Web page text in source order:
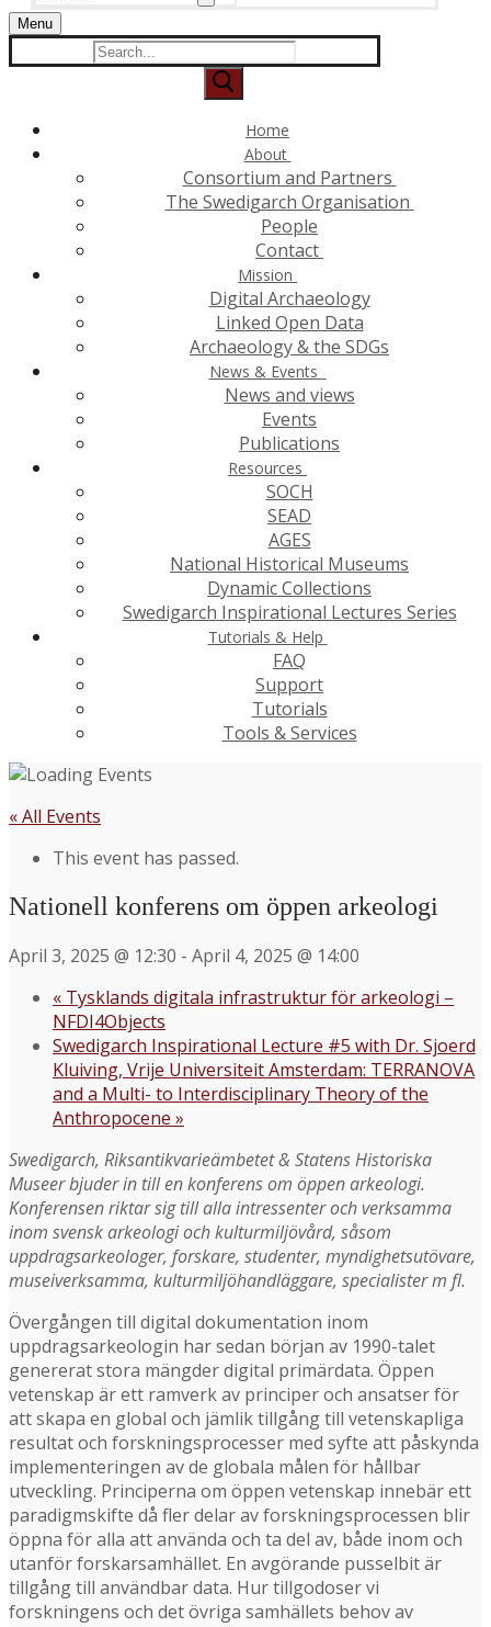
for:
Menu
Search
for:
Home
About
Consortium and Partners
The Swedigarch Organisation
People
Contact
Mission
Digital Archaeology
Linked Open Data
Archaeology & the SDGs
News & Events
News and views
Events
Publications
Resources
SOCH
SEAD
AGES
National Historical Museums
Dynamic Collections
Swedigarch Inspirational Lectures Series
Tutorials & Help
FAQ
Support
Tutorials
Tools & Services
« All Events
This event has passed.
Nationell konferens om öppen arkeologi
April 3, 2025 @ 12:30 - April 4, 2025 @ 14:00
« Tysklands digitala infrastruktur för arkeologi –
NFDI4Objects
Swedigarch Inspirational Lecture #5 with Dr. Sjoerd
Kluiving, Vrije Universiteit Amsterdam: TERRANOVA
and a Multi- to Interdisciplinary Theory of the
Anthropocene »
Swedigarch, Riksantikvarieämbetet & Statens Historiska
Museer bjuder in till en konferens om öppen arkeologi.
Konferensen riktar sig till alla intressenter och verksamma
inom svensk arkeologi och kulturmiljövård, såsom
uppdragsarkeologer, forskare, studenter, myndighetsutövare,
museiverksamma, kulturmiljöhandläggare, specialister m fl.
Övergången till digital dokumentation inom
uppdragsarkeologin har sedan början av 1990-talet
genererat stora mängder digital primärdata. Öppen
vetenskap är ett ramverk av principer och ansatser för
att skapa en global och jämlik tillgång till vetenskapliga
resultat och forskningsprocesser med syfte att påskynda
implementeringen av de globala målen för hållbar
utveckling. Principerna om öppen vetenskap innebär ett
paradigmskifte då fler delar av forskningsprocessen blir
öppna för alla att använda och ta del av, både inom och
utanför forskarsamhället. En avgörande pusselbit är
tillgång till användbar data. Hur tillgodoser vi
forskningens och det övriga samhällets behov av